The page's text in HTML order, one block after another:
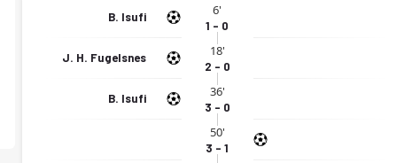
B. Isufi 6'
1 - 0
J. H. Fugelsnes 18'
2 - 0
B. Isufi 36'
3 - 0
50'
3 - 1